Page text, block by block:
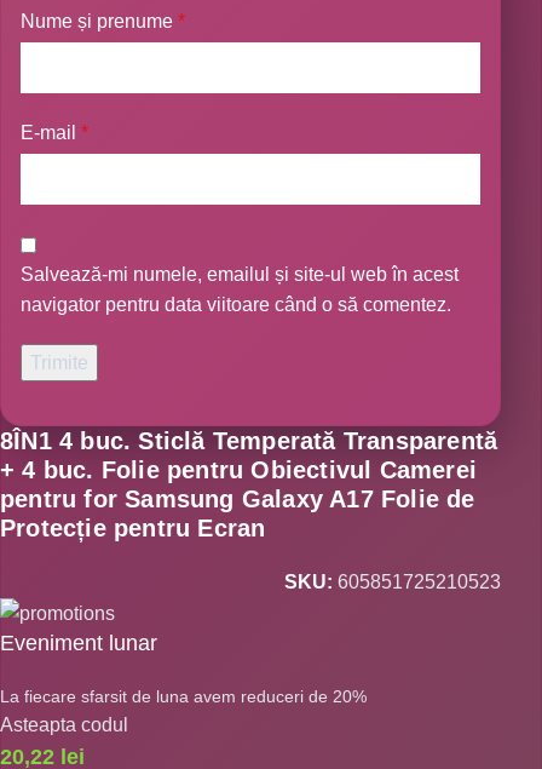
Nume și prenume*
E-mail*
Salvează-mi numele, emailul și site-ul web în acest
navigator pentru data viitoare când o să comentez.
8ÎN1 4 buc. Sticlă Temperată Transparentă
+ 4 buc. Folie pentru Obiectivul Camerei
pentru for Samsung Galaxy A17 Folie de
Protecție pentru Ecran
SKU:605851725210523
Eveniment lunar
La fiecare sfarsit de luna avem reduceri de 20%
Asteapta codul
20,22 lei